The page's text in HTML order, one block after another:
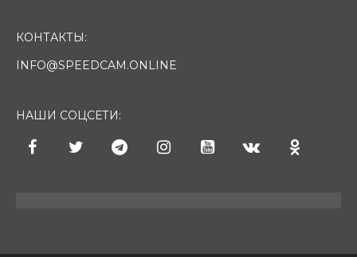
КОНТАКТЫ:
INFO@SPEEDCAM.ONLINE
НАШИ СОЦСЕТИ: